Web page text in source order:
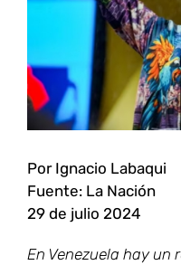
Por Ignacio Labaqui
Fuente: La Nación
29 de julio 2024
En Venezuela hay un